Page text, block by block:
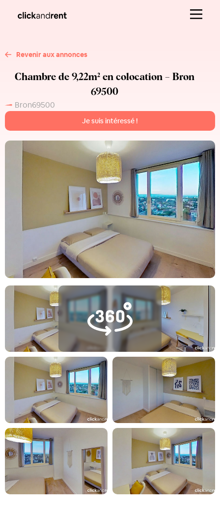
Revenir aux annonces
Chambre de 9,22m² en colocation – Bron
69500
Bron69500
Je suis intéressé !